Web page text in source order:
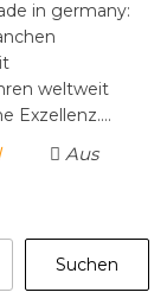
in germany:
weltweit
Exzellenz.…
Aus
Suchen